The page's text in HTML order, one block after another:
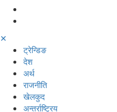
✕
ट्रेन्डिङ
देश
अर्थ
राजनीति
खेलकुद
अन्तर्राष्ट्रिय